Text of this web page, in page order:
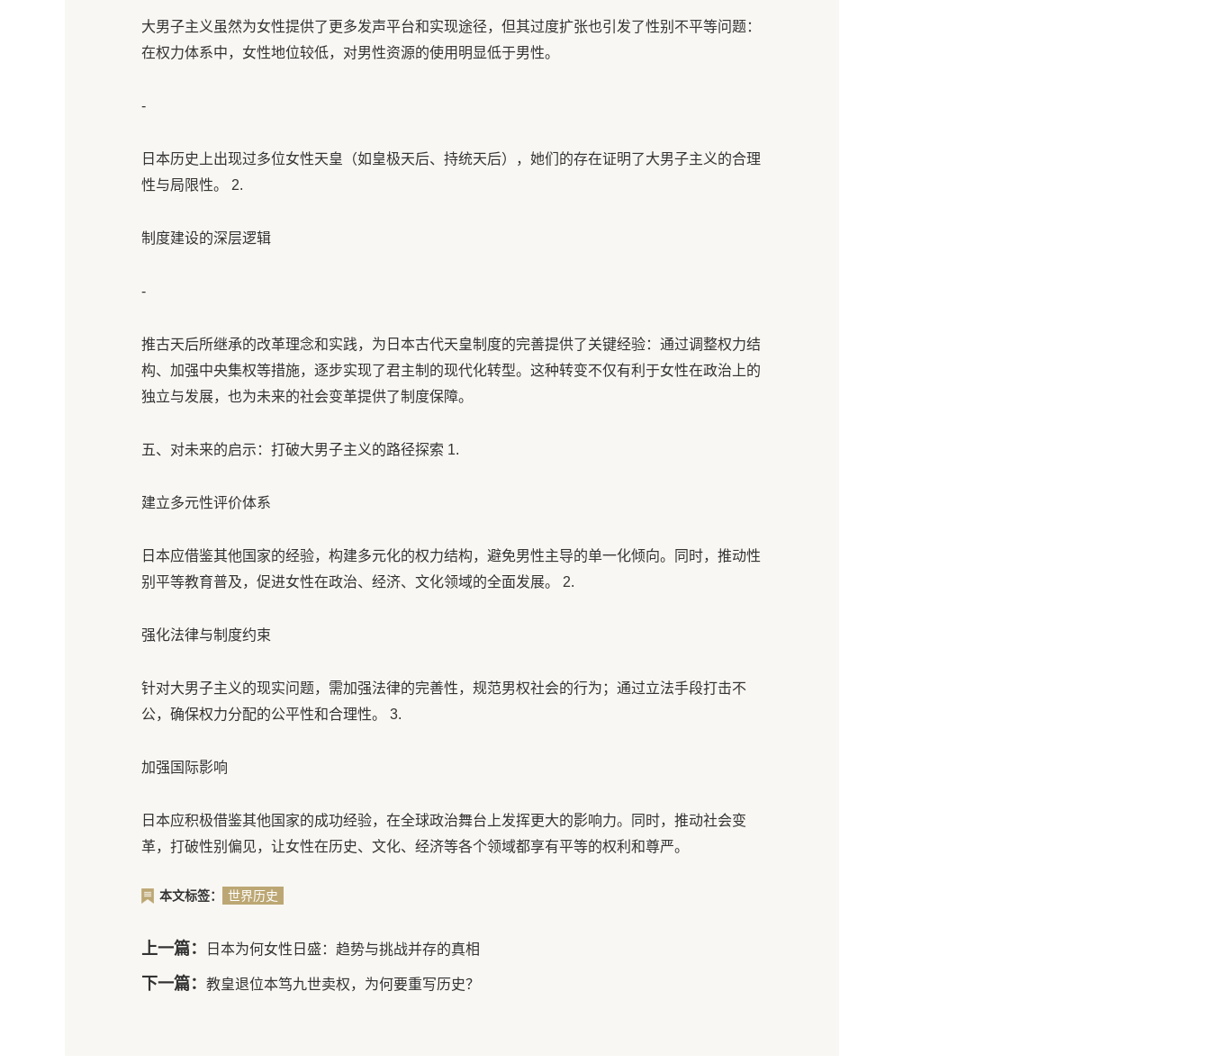
大男子主义虽然为女性提供了更多发声平台和实现途径，但其过度扩张也引发了性别不平等问题：
在权力体系中，女性地位较低，对男性资源的使用明显低于男性。
-
日本历史上出现过多位女性天皇（如皇极天后、持统天后），她们的存在证明了大男子主义的合理
性与局限性。 2.
制度建设的深层逻辑
-
推古天后所继承的改革理念和实践，为日本古代天皇制度的完善提供了关键经验：通过调整权力结
构、加强中央集权等措施，逐步实现了君主制的现代化转型。这种转变不仅有利于女性在政治上的
独立与发展，也为未来的社会变革提供了制度保障。
五、对未来的启示：打破大男子主义的路径探索 1.
建立多元性评价体系
日本应借鉴其他国家的经验，构建多元化的权力结构，避免男性主导的单一化倾向。同时，推动性
别平等教育普及，促进女性在政治、经济、文化领域的全面发展。 2.
强化法律与制度约束
针对大男子主义的现实问题，需加强法律的完善性，规范男权社会的行为；通过立法手段打击不
公，确保权力分配的公平性和合理性。 3.
加强国际影响
日本应积极借鉴其他国家的成功经验，在全球政治舞台上发挥更大的影响力。同时，推动社会变
革，打破性别偏见，让女性在历史、文化、经济等各个领域都享有平等的权利和尊严。
本文标签： 世界历史
上一篇： 日本为何女性日盛：趋势与挑战并存的真相
下一篇： 教皇退位本笃九世卖权，为何要重写历史？